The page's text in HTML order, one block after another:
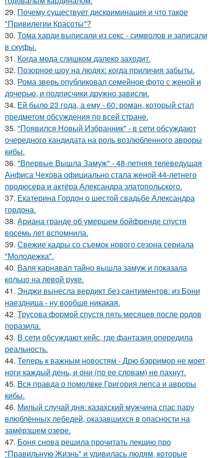
29. Почему существует дискриминация и что такое
"Привилегии Красоты"?
30. Тома харди выписали из секс - символов и записали
в скуфы.
31. Когда мода слишком далеко заходит.
32. Позорное шоу на людях: когда приличия забыты.
33. Рома зверь опубликовал семейное фото с женой и
дочерью, и подписчики дружно зависли.
34. Ей было 23 года, а ему - 60: роман, который стал
предметом обсуждения по всей стране.
35. "Появился Новый Избранник" - в сети обсуждают
очередного кандидата на роль возлюбленного авроры
кибы.
36. "Впервые Вышла Замуж" - 48-летняя телеведущая
Анфиса Чехова официально стала женой 44-летнего
продюсера и актёра Александра златопольского.
37. Екатерина Гордон о шестой свадьбе Александра
гордона.
38. Ариана гранде об умершем бойфренде спустя
восемь лет вспомнила.
39. Свежие кадры со съемок нового сезона сериала
"Молодежка".
40. Валя карнавал тайно вышла замуж и показала
кольцо на левой руке.
41. Энджи вынесла вердикт без сантиментов: из Бони
наездница - ну вообще никакая.
42. Трусова формой спустя пять месяцев после родов
поразила.
43. В сети обсуждают кейс, где фантазия опередила
реальность.
44. Теперь к важным новостям - Дрю бэрримор не моет
ноги каждый день, и они (по ее словам) не пахнут.
45. Вся правда о помолвке Григория лепса и авроры
кибы.
46. Милый случай дня: казахский мужчина спас пару
влюблённых лебедей, оказавшихся в опасности на
замёрзшем озере.
47. Боня снова решила прочитать лекцию про
"Правильную Жизнь" и удивилась людям, которые